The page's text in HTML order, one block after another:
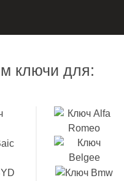
ключи для: